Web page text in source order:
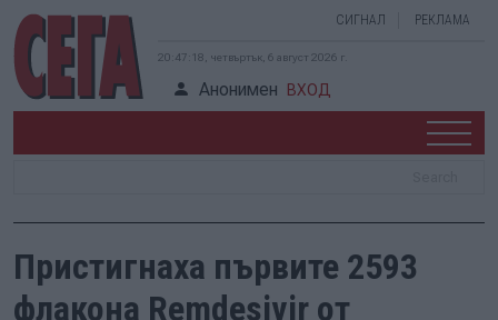
СИГНАЛ РЕКЛАМА
20:47:19, четвъртък, 6 август 2026 г.
Анонимен ВХОД
Пристигнаха първите 2593
флакона Remdesivir от